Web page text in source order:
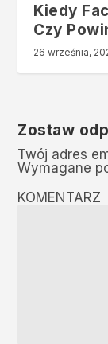
Kiedy
Czy
26 września,
Zostaw
Twój adres
Wymagane
KOMENTARZ